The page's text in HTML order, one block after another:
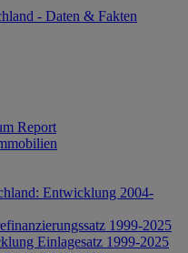
- Daten & Fakten
Report
Entwicklung 2004-
1999-2025
Einlagesatz 1999-2025